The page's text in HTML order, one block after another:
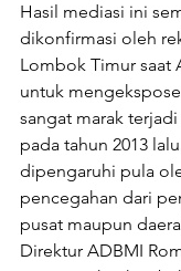
Hasil mediasi ini
dikonfirmasi oleh
Lombok Timur saat
untuk
sangat marak
pada tahun 2013
dipengaruhi pula
pencegahan dari
pusat maupun
Direktur ADBMI